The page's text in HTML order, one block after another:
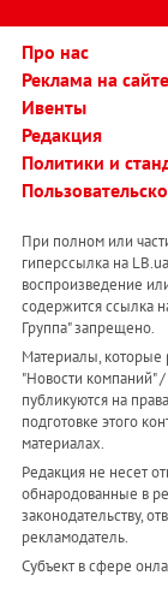
Про нас
Реклама на сайте
Ивенты
Редакция
Политики и
При полном или
гиперссылка на
воспроизведение
содержится ссылка
Группа" запрещено.
Материалы, которые
"Новости компаний"
публикуются на
подготовке этого
материалах.
Редакция не несет
обнародованные в
законодательству,
рекламодатель.
Субъект в сфере